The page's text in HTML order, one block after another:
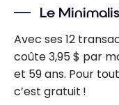
Le
Avec ses 12
coûte 3,95 $ par
et 59 ans. Pour
c’est gratuit !